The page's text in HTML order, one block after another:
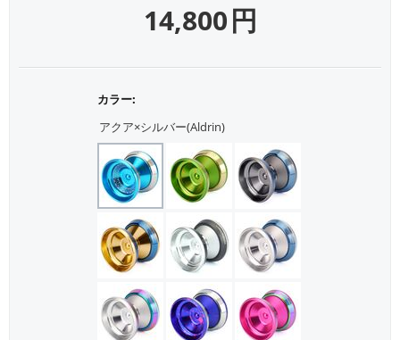
14,800円
カラー:
アクア×シルバー(Aldrin)